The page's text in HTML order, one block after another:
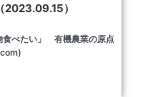
2023.09.15）
食べたい」 有機農業の原点